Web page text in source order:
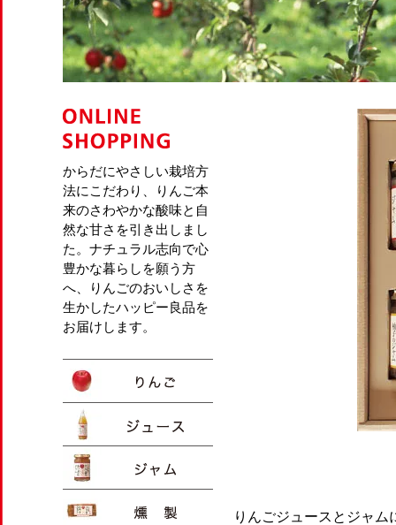
からだにやさしい栽培方
法にこだわり、りんご本
来のさわやかな酸味と自
然な甘さを引き出しまし
た。ナチュラル志向で心
豊かな暮らしを願う方
へ、りんごのおいしさを
生かしたハッピー良品を
お届けします。
りんごジュースとジャ